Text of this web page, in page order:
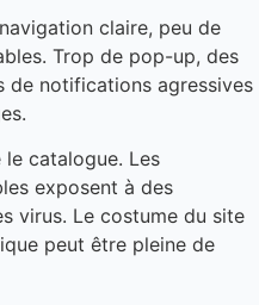
claire, peu de
Trop de pop-up, des
de notifications agressives
catalogue. Les
exposent à des
virus. Le costume du site
peut être pleine de